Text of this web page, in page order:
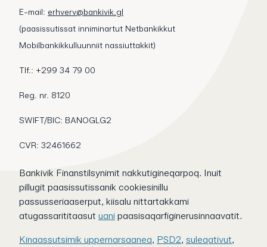
E-mail: erhverv@bankivik.gl
(paasissutissat inniminartut Netbankikkut
Mobilbankikkulluunniit nassiuttakkit)
Tlf.: +299 34 79 00
Reg. nr. 8120
SWIFT/BIC: BANOGLG2
CVR: 32461662
Bankivik Finanstilsynimit nakkutigineqarpoq. Inuit
pillugit paasissutissanik cookiesinillu
passusseriaaserput, kiisalu nittartakkami
atugassarititaasut uani paasisaqarfiginerusinnaavatit.
Kinaassutsimik uppernarsaaneq, PSD2, suleqativut,